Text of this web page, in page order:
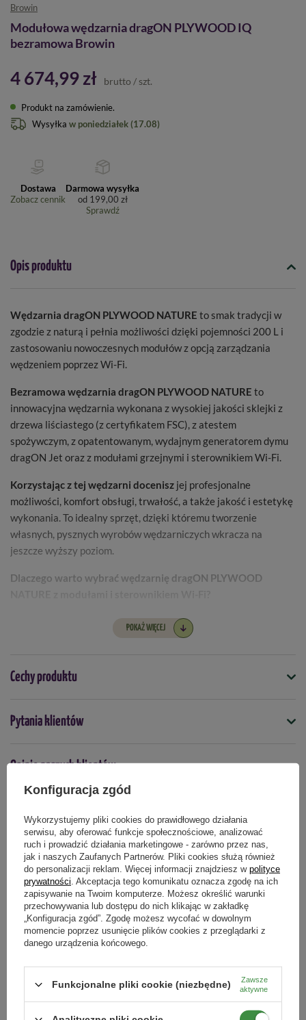
Browin
Modułowa wędzarnia dragON PLYWOOD IQ
bezramowa Browin
4 674,99 zł brutto / szt.
Produkt na zamówienie
Wysyłka w poniedziałek (17.08)
Dostawa
Zobacz cennik
Darmowa wysyłka
od 199,00 zł
Sprawdź
Opis produktu
Wędzarnia dragON PLYWOOD NATURE to smak tradycji w
zgodzie z naturą i pełnia możliwości dzięki pojemności 200 L i
zastosowaniu nowoczesnych modułów z opcją zarządzania
wędzeniem poprzez Wi-Fi.
Bezramowa wędzarnia dragON PLYWOOD NATURE to
innowacyjna wędzarnia wykonana z wysokiej jakości sklejki z
drzewa liściastego (z certyfikatem FSC), z atestem
spożywczym, z opatentowanym, wydajnym generatorem dymu
dragON Jet oraz z modułami grzejnymi i sterownikiem Wi-Fi.
Korzystając z tej wędzarni docenisz jej profesjonalne
możliwości, komfort obsługi, trwałość, a także jakość i estetykę
wykonania. To idealny sprzęt, dzięki któremu tworzenie
własnych, pysznych wyrobów wędzarniczych wkracza na
jeszcze wyższy poziom.
Dlaczego warto wybrać wędzarnię dragON PLYWOOD
- Wszechstronność wędzenia -osuszaj, wędź na zimno, ciepło,
gorąco, podgrzewaj lub podpiekaj - i wszystko to dopasowane do
- Dzięki panelowi sterowania z Wi-Fi
poprzez dedykowaną aplikację w swoim smartfonie.
Kontrolowanie i ustawianie parametrów wędzenia nigdy nie
czas i włączysz termoobieg.
- Perfekcyjne efekty za każdym razem -
wędzenie na każdym poziomie komory wędzarniczej,
niezależnie od ilości produktów. Specjalna konstrukcja
generatora dymu zapobiega zawieszaniu się zrębków, a dym
zawsze ma idealną intensywność.
- Duża pojemność i swoboda wyboru -wędzarnia o pojemności
200 L pomieści (licząc produkty średniej wielkości) ok. 16
szynek lub 18 porcji schabu albo boczku, lub 40 polędwiczek
albo pstrągów, lub 36 pęt kiełbasy. Wysokość komory (100 cm)
pozwala na wędzenie długich kiełbas czy ryb.
- Do intensywnego użytkowania przez długi czas - sklejka z
ekologicznym certyfikatem FSC zapewnia lepszą odporność niż
POKAŻ WIĘCEJ
Cechy produktu
Symbol
5904816025811
Pytania klientów
Opinie naszych klientów
Produkty powiązane
DOSTAWA 0 ZŁ DOSTAWA 0 ZŁ
Konfiguracja zgód
Wykorzystujemy pliki cookies do prawidłowego działania
serwisu, aby oferować funkcje społecznościowe, analizować
ruch i prowadzić działania marketingowe - zarówno przez nas,
jak i naszych Zaufanych Partnerów. Pliki cookies służą również
do personalizacji reklam. Więcej informacji znajdziesz w polityce
prywatności . Akceptacja tego komunikatu oznacza zgodę na ich
zapisywanie na Twoim komputerze. Możesz określić warunki
przechowywania lub dostępu do nich klikając w zakładkę
„Konfiguracja zgód”. Zgodę możesz wycofać w dowolnym
momencie poprzez usunięcie plików cookies z przeglądarki z
danego urządzenia końcowego.
Funkcjonalne pliki cookie (niezbędne)
Zawsze
aktywne